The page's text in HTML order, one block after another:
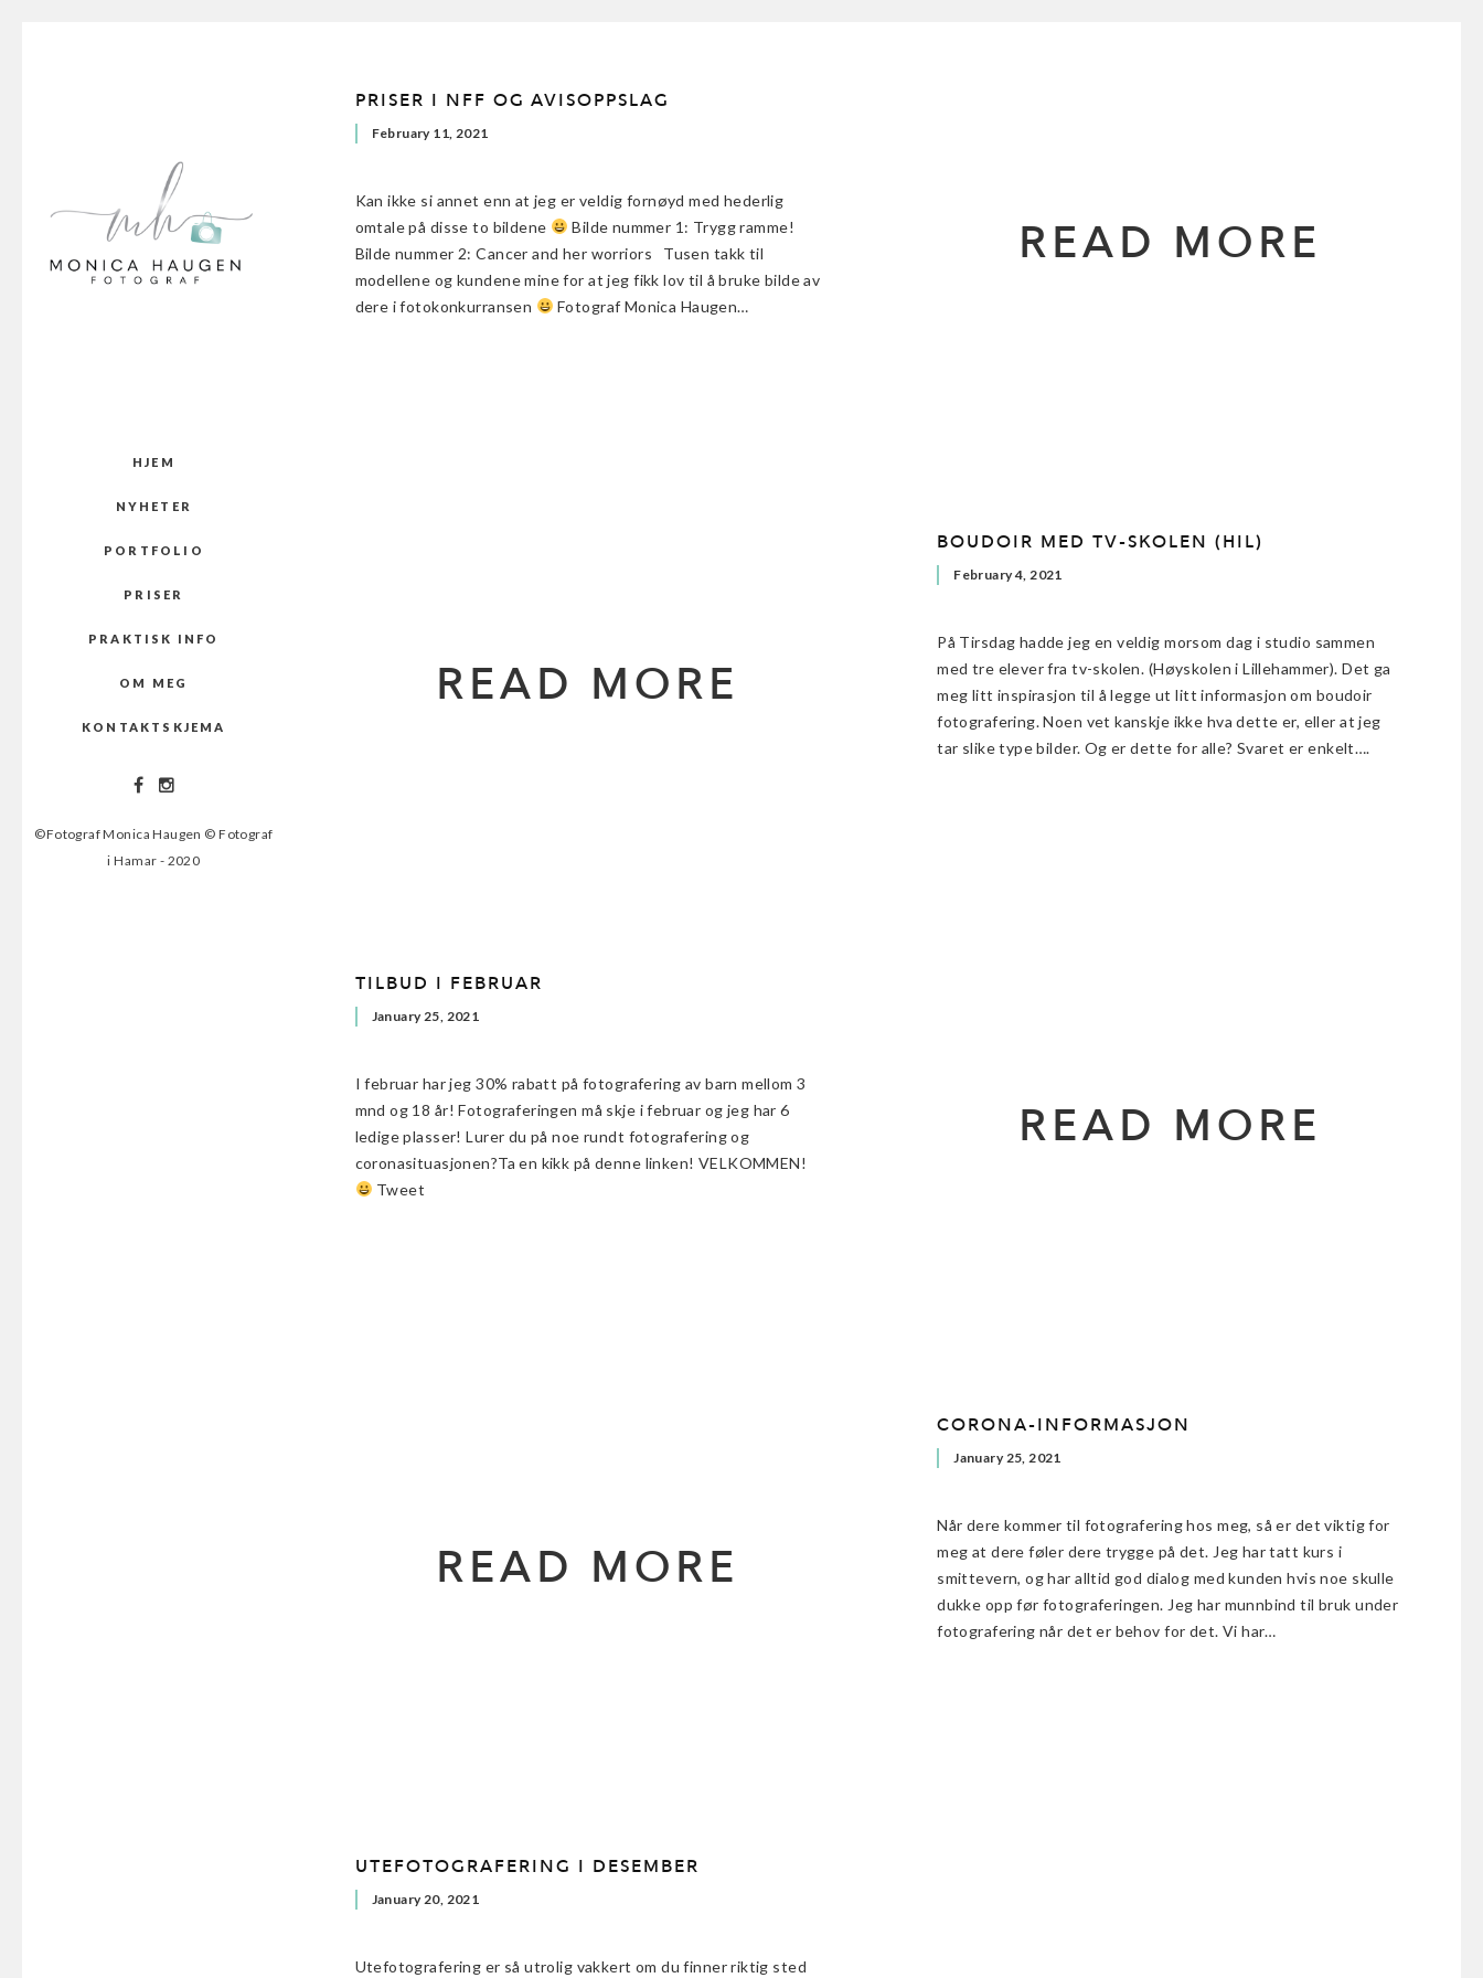
HJEM
NYHETER
PORTFOLIO
PRISER
PRAKTISK INFO
OM MEG
KONTAKTSKJEMA
©Fotograf Monica Haugen © Fotograf
i Hamar - 2020
READ MORE
PRISER I NFF OG AVISOPPSLAG
February 11, 2021
Kan ikke si annet enn at jeg er veldig fornøyd med hederlig
omtale på disse to bildene
Bilde nummer 1: Trygg ramme!
Bilde nummer 2: Cancer and her worriors Tusen takk til
modellene og kundene mine for at jeg fikk lov til å bruke bilde av
dere i fotokonkurransen
Fotograf Monica Haugen…
READ MORE
BOUDOIR MED TV-SKOLEN (HIL)
February 4, 2021
På Tirsdag hadde jeg en veldig morsom dag i studio sammen
med tre elever fra tv-skolen. (Høyskolen i Lillehammer). Det ga
meg litt inspirasjon til å legge ut litt informasjon om boudoir
fotografering. Noen vet kanskje ikke hva dette er, eller at jeg
tar slike type bilder. Og er dette for alle? Svaret er enkelt….
READ MORE
TILBUD I FEBRUAR
January 25, 2021
I februar har jeg 30% rabatt på fotografering av barn mellom 3
mnd og 18 år! Fotograferingen må skje i februar og jeg har 6
ledige plasser! Lurer du på noe rundt fotografering og
coronasituasjonen?Ta en kikk på denne linken! VELKOMMEN!
Tweet
READ MORE
CORONA-INFORMASJON
January 25, 2021
Når dere kommer til fotografering hos meg, så er det viktig for
meg at dere føler dere trygge på det. Jeg har tatt kurs i
smittevern, og har alltid god dialog med kunden hvis noe skulle
dukke opp før fotograferingen. Jeg har munnbind til bruk under
fotografering når det er behov for det. Vi har…
UTEFOTOGRAFERING I DESEMBER
January 20, 2021
Utefotografering er så utrolig vakkert om du finner riktig sted